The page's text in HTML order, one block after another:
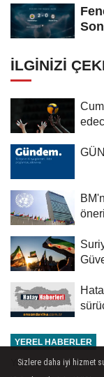
İLGINIZI
YEREL HABERLER
Yayınlanma: 03
Sizlere daha iyi hizmet